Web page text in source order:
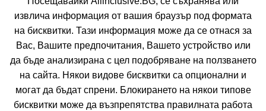
ОАЗИС ДЕЛ МАРЕ
извлича информация от вашия браузър под формата
на бисквитки. Тази информация може да се отнася за
Вас, Вашите предпочитания, Вашето устройство или
да бъде анализирана с цел подобряване на ползването
на сайта. Някои видове бисквитки са опционални и
могат да бъдат спрени. Блокирането на някои типове
бисквитки може да възпрепятства правилната работа